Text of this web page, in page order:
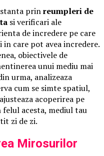
prinreumpleri de
si verificari ale
de incredere pe care
care pot avea incredere.
obiectivele de
unui mediu mai
urma, analizeaza
cum se simte spatiul,
acoperirea pe
felul acesta, mediul tau
zi de zi.
Mirosurilor